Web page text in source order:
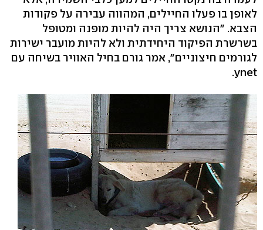
לאופן בו פעלו החיילים, המהווה עבירה על פקודות
הצבא. "הנושא צריך היה להיות מופנה ומטופל
בשרשרת הפיקוד היחידתית ולא להיות מועבר ישירות
לגורמים חיצוניים", אמר גורם בחיל האוויר בשיחה עם
ynet.